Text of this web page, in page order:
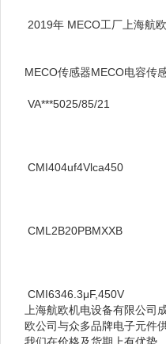
2019年 MECO工厂上海航
MECO传感器MECO电容传
VA***5025/85/21
CMI404uf4Vlca450
CML2B20PBMXXB
CMI6346.3μF,450V
上海航欧机电设备有限公司
欧公司与众多品牌电子元件